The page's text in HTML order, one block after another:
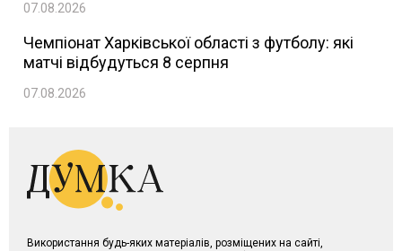
07.08.2026
Чемпіонат Харківської області з футболу: які
матчі відбудуться 8 серпня
07.08.2026
Використання будь-яких матеріалів, розміщених на сайті,